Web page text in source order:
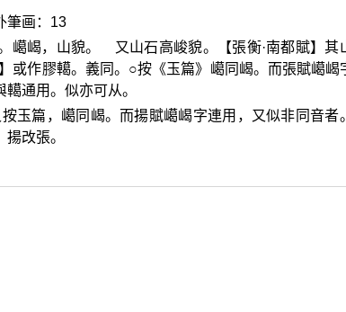
筆画：13
嶱嵑，山貌。 又山石高峻貌。【張衡·南都賦】其
或作膠轕。義同。○按《玉篇》嶱同嵑。而張賦嶱嵑
通用。似亦可从。
按玉篇，嶱同嵑。而揚賦嶱嵑字連用，又似非同音
改張。